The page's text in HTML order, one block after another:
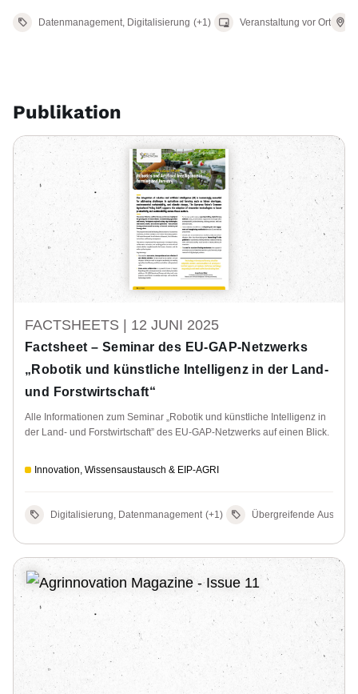
Datenmanagement, Digitalisierung (+1) Veranstaltung vor Ort
Publikation
FACTSHEETS | 12 JUNI 2025
Factsheet – Seminar des EU-GAP-Netzwerks
„Robotik und künstliche Intelligenz in der Land-
und Forstwirtschaft“
Alle Informationen zum Seminar „Robotik und künstliche Intelligenz in
der Land- und Forstwirtschaft” des EU-GAP-Netzwerks auf einen Blick.
Innovation, Wissensaustausch & EIP-AGRI
Digitalisierung, Datenmanagement (+1) Übergreifende